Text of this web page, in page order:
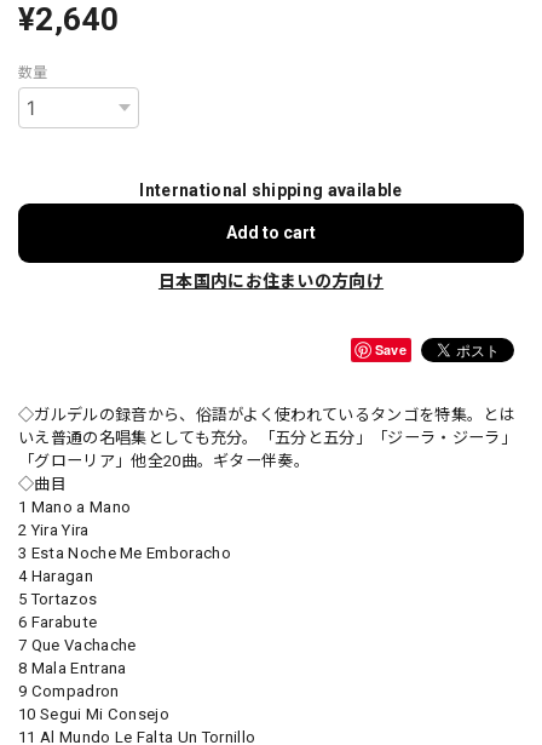
¥2,640
数量
International shipping available
Add to cart
日本国内にお住まいの方向け
Save
◇ガルデルの録音から、俗語がよく使われているタンゴを特集。とは
いえ普通の名唱集としても充分。「五分と五分」「ジーラ・ジーラ」
「グローリア」他全20曲。ギター伴奏。
◇曲目
1 Mano a Mano
2 Yira Yira
3 Esta Noche Me Emboracho
4 Haragan
5 Tortazos
6 Farabute
7 Que Vachache
8 Mala Entrana
9 Compadron
10 Segui Mi Consejo
11 Al Mundo Le Falta Un Tornillo